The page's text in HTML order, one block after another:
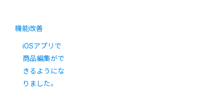
機能改善
iOSアプリで
商品編集がで
きるようにな
りました。